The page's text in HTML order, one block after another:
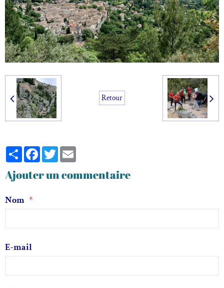
Retour
PartagerFacebook
Twitter
Ajouter un commentaire
Nom
E-mail